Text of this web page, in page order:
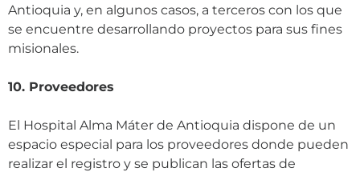
Antioquia y, en algunos casos, a terceros con los que
se encuentre desarrollando proyectos para sus fines
misionales.
10. Proveedores
El Hospital Alma Máter de Antioquia dispone de un
espacio especial para los proveedores donde pueden
realizar el registro y se publican las ofertas de